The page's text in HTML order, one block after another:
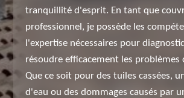
tranquillité d'esprit. En tant que
professionnel, je possède les
l'expertise nécessaires pour
résoudre efficacement les problèmes
Que ce soit pour des tuiles cassées,
d'eau ou des dommages causés par